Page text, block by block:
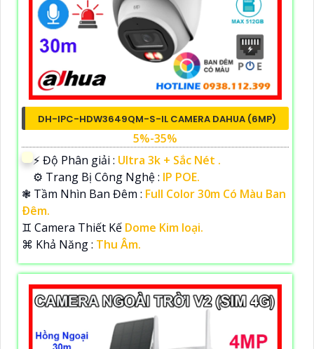
DH-IPC-HDW3649QM-S-IL CAMERA DAHUA (6MP)
5%-35%
️⚡ Độ Phân giải : Ultra 3k + Sắc Nét .
⚙ Trang Bị Công Nghệ : IP POE.
❃ Tầm Nhìn Ban Đêm : Full Color 30m Có Màu Ban
Ðêm.
♊ Camera Thiết Kế Dome Kim loại.
️⌘ Khả Năng : Thu Âm.